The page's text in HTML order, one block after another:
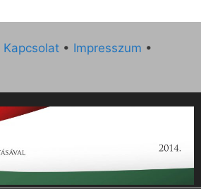
Kapcsolat • Impresszum •